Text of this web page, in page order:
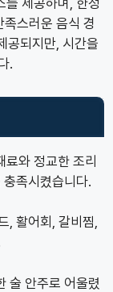
스러운 음식 경
공되지만, 시간을
.
료와 정교한 조리
족시켰습니다.
, 활어회, 갈비찜,
술 안주로 어울렸